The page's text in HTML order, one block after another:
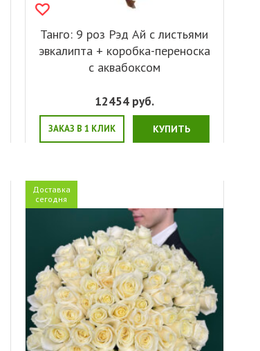
Танго: 9 роз Рэд Ай с листьями
эвкалипта + коробка-переноска
с аквабоксом
12454руб.
ЗАКАЗ В 1 КЛИК КУПИТЬ
Доставка
сегодня